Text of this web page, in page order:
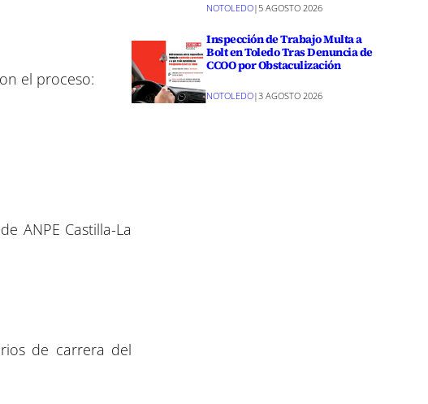
el proceso:
ANPE Castilla-La
de carrera del
NOTOLEDO| 5 AGOSTO 2026
Inspección de Trabajo Multa a
Bolt en Toledo Tras Denuncia de
CCOO por Obstaculización
NOTOLEDO|3 AGOSTO 2026